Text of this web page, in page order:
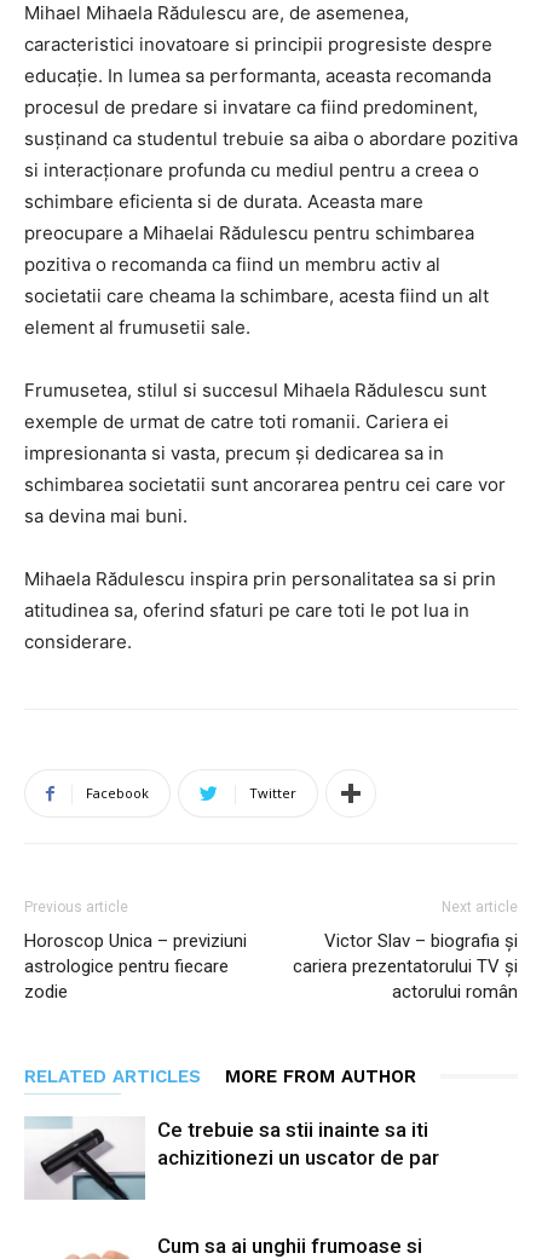
Mihael Mihaela Rădulescu are, de asemenea,
caracteristici inovatoare si principii progresiste despre
educație. In lumea sa performanta, aceasta recomanda
procesul de predare si invatare ca fiind predominent,
susținand ca studentul trebuie sa aiba o abordare pozitiva
si interacționare profunda cu mediul pentru a creea o
schimbare eficienta si de durata. Aceasta mare
preocupare a Mihaelai Rădulescu pentru schimbarea
pozitiva o recomanda ca fiind un membru activ al
societatii care cheama la schimbare, acesta fiind un alt
element al frumusetii sale.
Frumusetea, stilul si succesul Mihaela Rădulescu sunt
exemple de urmat de catre toti romanii. Cariera ei
impresionanta si vasta, precum și dedicarea sa in
schimbarea societatii sunt ancorarea pentru cei care vor
sa devina mai buni.
Mihaela Rădulescu inspira prin personalitatea sa si prin
atitudinea sa, oferind sfaturi pe care toti le pot lua in
considerare.
Facebook Twitter
Previous article
Horoscop Unica – previziuni
astrologice pentru fiecare
zodie
Next article
Victor Slav – biografia și
cariera prezentatorului TV și
actorului român
RELATED ARTICLES MORE FROM AUTHOR
Ce trebuie sa stii inainte sa iti
achizitionezi un uscator de par
Cum sa ai unghii frumoase si